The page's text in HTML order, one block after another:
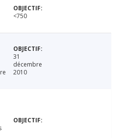
<750
31
décembre
2010